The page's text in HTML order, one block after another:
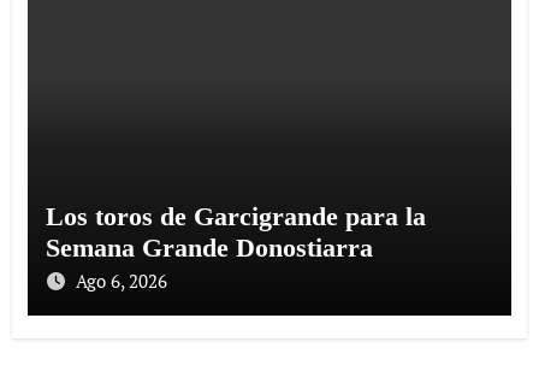
Los toros de Garcigrande para la
Semana Grande Donostiarra
Ago 6, 2026